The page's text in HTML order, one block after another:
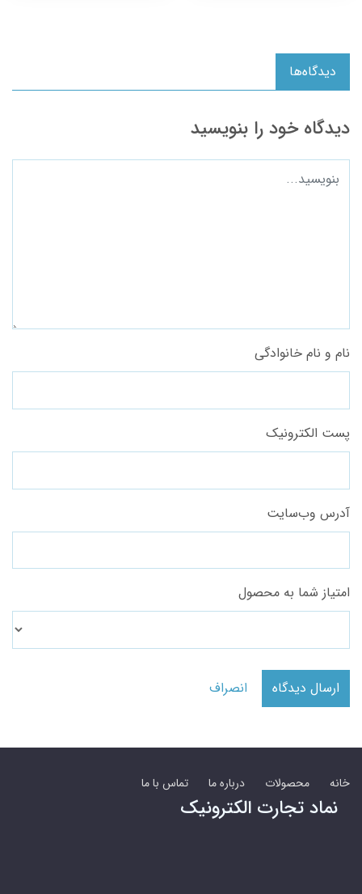
دیدگاه‌ها
دیدگاه خود را بنویسید
نام و نام خانوادگی
پست الکترونیک
آدرس وب‌سایت
امتیاز شما به محصول
ارسال دیدگاه انصراف
خانه محصولات درباره ما تماس با ما
نماد تجارت الکترونیک